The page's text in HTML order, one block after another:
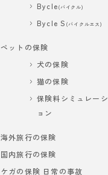
Bycle(バイクル)
Bycle S (バイクルエス)
ペットの保険
犬の保険
猫の保険
保険料シミュレーシ
ョン
海外旅行の保険
国内旅行の保険
ケガの保険 日常の事故